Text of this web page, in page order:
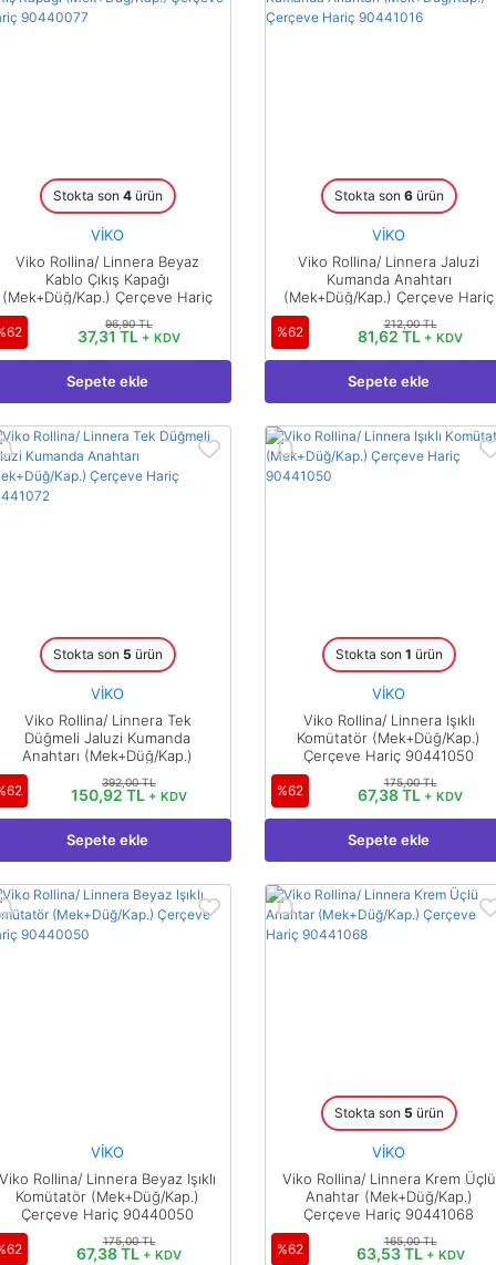
Stokta son 4ürün
VİKO
Viko Rollina/ Linnera Beyaz
Kablo Çıkış Kapağı
(Mek+Düğ/Kap.) Çerçeve Hariç
96,90 TL
37,31 TL + KDV
Sepete ekle
Stokta son 6ürün
VİKO
Viko Rollina/ Linnera Jaluzi
Kumanda Anahtarı
(Mek+Düğ/Kap.) Çerçeve Hariç
%62 212,00 TL
81,62 TL + KDV
Sepete ekle
Stokta son 5 ürün
VİKO
Viko Rollina/ Linnera Tek
Düğmeli Jaluzi Kumanda
Anahtarı (Mek+Düğ/Kap.)
Çerçeve Hariç 90441072
392,00 TL
150,92 TL + KDV
Sepete ekle
Stokta son 1 ürün
VİKO
Viko Rollina/ Linnera Işıklı
Komütatör (Mek+Düğ/Kap.)
Çerçeve Hariç 90441050
%62 175,00 TL
67,38 TL + KDV
Sepete ekle
VİKO
Viko Rollina/ Linnera Beyaz Işıklı
Komütatör (Mek+Düğ/Kap.)
Çerçeve Hariç 90440050
175,00 TL
67,38 TL + KDV
Stokta son 5 ürün
VİKO
Viko Rollina/ Linnera Krem Üçlü
Anahtar (Mek+Düğ/Kap.)
Çerçeve Hariç 90441068
%62 165,00 TL
63,53 TL + KDV